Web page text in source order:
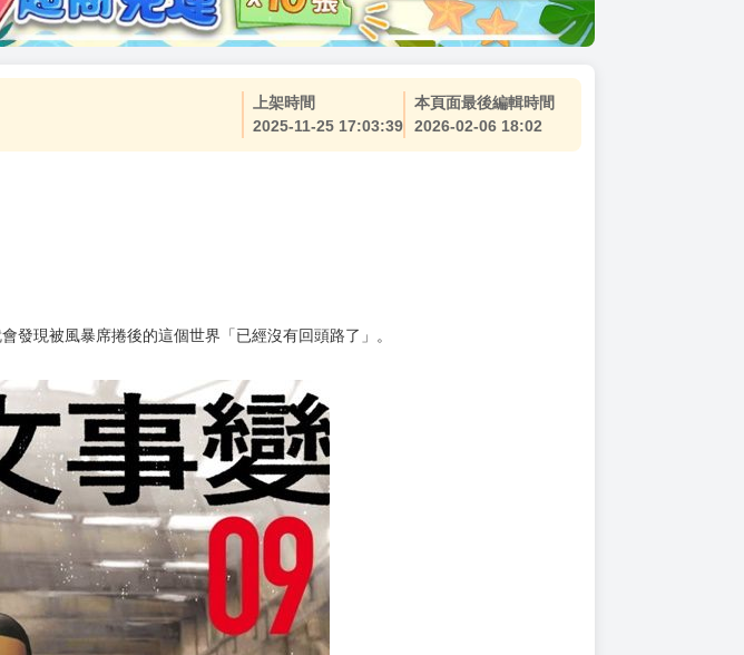
上架時間
發現被風暴席捲後的這個世界「已經沒有回頭路了」。